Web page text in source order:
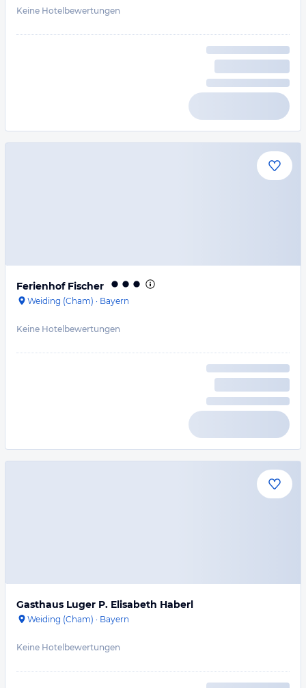
Keine Hotelbewertungen
Ferienhof Fischer
Weiding (Cham) · Bayern
Keine Hotelbewertungen
Gasthaus Luger P. Elisabeth Haberl
Weiding (Cham) · Bayern
Keine Hotelbewertungen